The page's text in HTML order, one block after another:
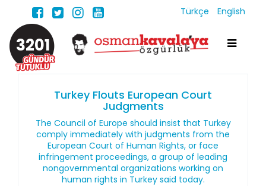
Türkçe English
3201
Turkey Flouts European Court
Judgments
The Council of Europe should insist that Turkey
comply immediately with judgments from the
European Court of Human Rights, or face
infringement proceedings, a group of leading
nongovernmental organizations working on
human rights in Turkey said today.